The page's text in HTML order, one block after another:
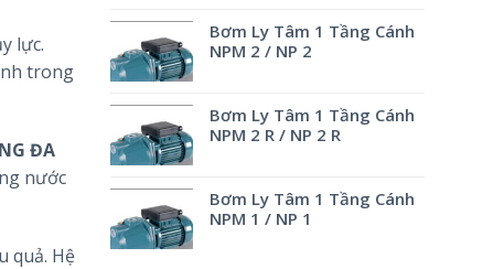
lực.
trong
ĐA
nước
quả. Hệ
Bơm Ly Tâm 1 Tầng Cánh
NPM 2 / NP 2
Bơm Ly Tâm 1 Tầng Cánh
NPM 2 R / NP 2 R
Bơm Ly Tâm 1 Tầng Cánh
NPM 1 / NP 1